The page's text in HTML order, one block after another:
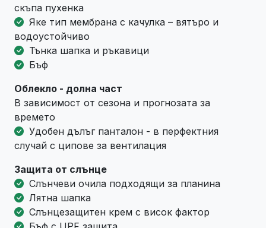
скъпа пухенка
Яке тип мембрана с качулка – вятъро и
водоустойчиво
Тънка шапка и ръкавици
Бъф
Облекло - долна част
В зависимост от сезона и прогнозата за
времето
Удобен дълъг панталон - в перфектния
случай с ципове за вентилация
Защита от слънце
Слънчеви очила подходящи за планина
Лятна шапка
Слънцезащитен крем с висок фактор